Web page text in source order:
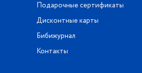
Подарочные сертификаты
Дисконтные карты
Бибижурнал
Контакты